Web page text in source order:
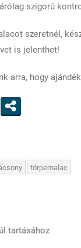
szigorú
szeretnél,
is jelenthet!
arra, hogy
törpemalac
tartásához